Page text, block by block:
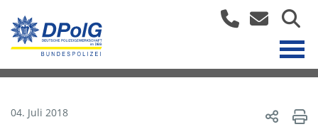
04. Juli 2018